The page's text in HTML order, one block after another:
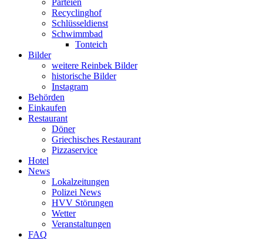
Parteien
Recyclinghof
Schlüsseldienst
Schwimmbad
Tonteich
Bilder
weitere Reinbek Bilder
historische Bilder
Instagram
Behörden
Einkaufen
Restaurant
Döner
Griechisches Restaurant
Pizzaservice
Hotel
News
Lokalzeitungen
Polizei News
HVV Störungen
Wetter
Veranstaltungen
FAQ